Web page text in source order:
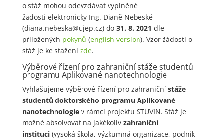
o stáž mohou odevzdávat vyplněné
žádosti elektronicky Ing. Dianě Nebeské
(diana.nebeska@ujep.cz) do31. 8. 2021 dle
přiložených pokynů (english version). Vzor žádosti o
stáž je ke stažení zde.
Výběrové řízení pro zahraniční stáže studentů
programu Aplikované nanotechnologie
Vyhlašujeme výběrové řízení pro zahraniční stáže
studentů doktorského programu Aplikované
nanotechnologiev rámci projektu STUVIN. Stáž je
možné absolvovat na jakékoliv zahraniční
instituci(vysoká škola, výzkumná organizace, podnik